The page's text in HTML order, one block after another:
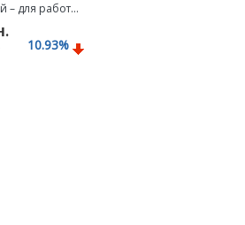
– для работ...
10.93%